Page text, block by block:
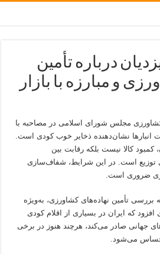
درباره تأمین
و مبارزه با بازار
مجلس شورای اسلامی در مصاحبه با
انبارها نشان‌دهنده ذخایر خوب کودی است.
کمبود کالا نیست بلکه رقابت بین
توزیع است. در این شرایط، شفاف‌سازی
ضروری است.
بررسی تأمین نهاده‌های کشاورزی، به‌ویژه
که ایران در بسیاری از اقلام کودی
جهانی صادر می‌کند، هرچند هنوز در برخی
احساس می‌شود.